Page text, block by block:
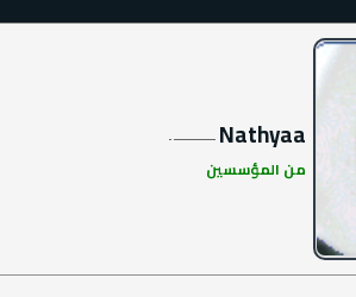
Nathyaa
من المؤسسين